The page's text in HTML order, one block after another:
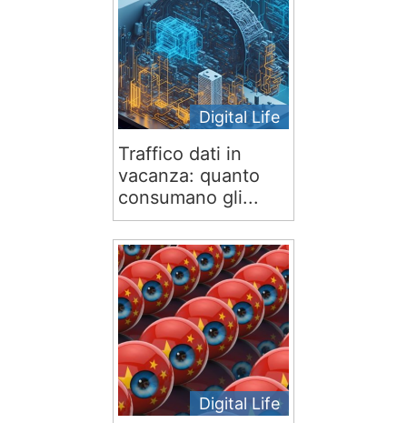
Digital Life
Traffico dati in
vacanza: quanto
consumano gli...
Digital Life